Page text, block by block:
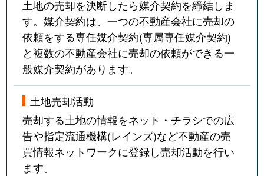
土地の売却を決断したら媒介契約を締結しま
す。媒介契約は、一つの不動産会社に売却の
依頼をする専任媒介契約(専属専任媒介契約)
と複数の不動産会社に売却の依頼ができる一
般媒介契約があります。
土地売却活動
売却する土地の情報をネット・チラシでの広
告や指定流通機構(レインズ)など不動産の売
買情報ネットワークに登録し売却活動を行い
ます。